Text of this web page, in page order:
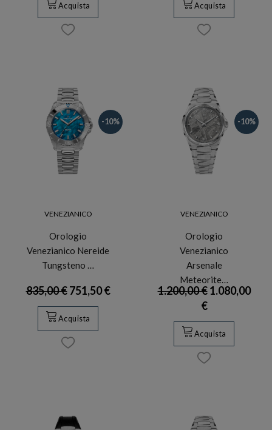
Acquista Acquista
-10%
VENEZIANICO
Orologio
Venezianico Nereide
Tungsteno …
835,00 €751,50 €
Acquista
-10%
VENEZIANICO
Orologio
Venezianico
Arsenale
Meteorite…
1.200,00 €1.080,00
€
Acquista